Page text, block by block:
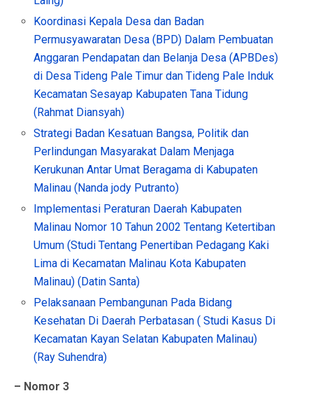
Koordinasi Kepala Desa dan Badan
Permusyawaratan Desa (BPD) Dalam Pembuatan
Anggaran Pendapatan dan Belanja Desa (APBDes)
di Desa Tideng Pale Timur dan Tideng Pale Induk
Kecamatan Sesayap Kabupaten Tana Tidung
(Rahmat Diansyah)
Strategi Badan Kesatuan Bangsa, Politik dan
Perlindungan Masyarakat Dalam Menjaga
Kerukunan Antar Umat Beragama di Kabupaten
Malinau (Nanda jody Putranto)
Implementasi Peraturan Daerah Kabupaten
Malinau Nomor 10 Tahun 2002 Tentang Ketertiban
Umum (Studi Tentang Penertiban Pedagang Kaki
Lima di Kecamatan Malinau Kota Kabupaten
Malinau) (Datin Santa)
Pelaksanaan Pembangunan Pada Bidang
Kesehatan Di Daerah Perbatasan ( Studi Kasus Di
Kecamatan Kayan Selatan Kabupaten Malinau)
(Ray Suhendra)
– Nomor 3